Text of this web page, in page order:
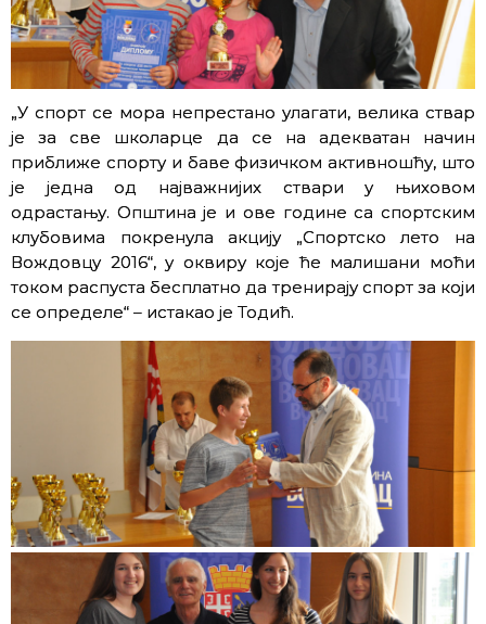
„У спорт се мора непрестано улагати, велика ствар
је за све школарце да се на адекватан начин
приближе спорту и баве физичком активношћу, што
је једна од најважнијих ствари у њиховом
одрастању. Општина је и ове године са спортским
клубовима покренула акцију „Спортско лето на
Вождовцу 2016“, у оквиру које ће малишани моћи
током распуста бесплатно да тренирају спорт за који
се определе“ – истакао је Тодић.